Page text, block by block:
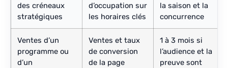
des créneaux
stratégiques
d’occupation sur
les horaires clés
la saison et la
concurrence
Ventes d’un
programme ou
d’un
Ventes et taux
de conversion
de la page
1 à 3 mois si
l’audience et la
preuve sont